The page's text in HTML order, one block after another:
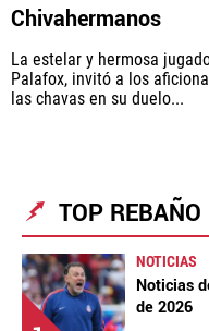
Chivahermanos
La estelar y hermosa
Palafox, invitó a los
las chavas en su duelo...
TOP
NOTICIAS
Noticias
de 2026